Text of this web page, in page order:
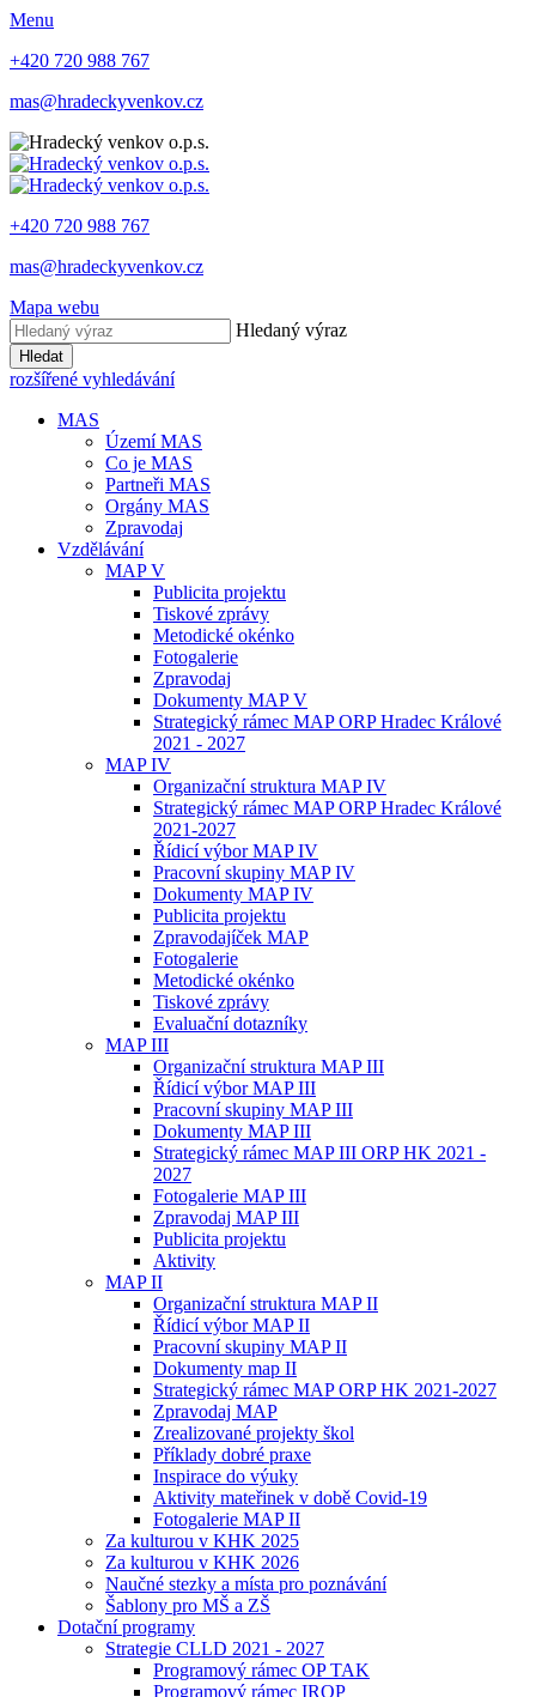
Menu
+420 720 988 767
mas@hradeckyvenkov.cz
+420 720 988 767
mas@hradeckyvenkov.cz
Mapa webu
Hledaný výraz
Hledat
rozšířené vyhledávání
MAS
Území MAS
Co je MAS
Partneři MAS
Orgány MAS
Zpravodaj
Vzdělávání
MAP V
Publicita projektu
Tiskové zprávy
Metodické okénko
Fotogalerie
Zpravodaj
Dokumenty MAP V
Strategický rámec MAP ORP Hradec Králové
2021 - 2027
MAP IV
Organizační struktura MAP IV
Strategický rámec MAP ORP Hradec Králové
2021-2027
Řídicí výbor MAP IV
Pracovní skupiny MAP IV
Dokumenty MAP IV
Publicita projektu
Zpravodajíček MAP
Fotogalerie
Metodické okénko
Tiskové zprávy
Evaluační dotazníky
MAP III
Organizační struktura MAP III
Řídicí výbor MAP III
Pracovní skupiny MAP III
Dokumenty MAP III
Strategický rámec MAP III ORP HK 2021 -
2027
Fotogalerie MAP III
Zpravodaj MAP III
Publicita projektu
Aktivity
MAP II
Organizační struktura MAP II
Řídicí výbor MAP II
Pracovní skupiny MAP II
Dokumenty map II
Strategický rámec MAP ORP HK 2021-2027
Zpravodaj MAP
Zrealizované projekty škol
Příklady dobré praxe
Inspirace do výuky
Aktivity mateřinek v době Covid-19
Fotogalerie MAP II
Za kulturou v KHK 2025
Za kulturou v KHK 2026
Naučné stezky a místa pro poznávání
Šablony pro MŠ a ZŠ
Dotační programy
Strategie CLLD 2021 - 2027
Programový rámec OP TAK
Programový rámec IROP